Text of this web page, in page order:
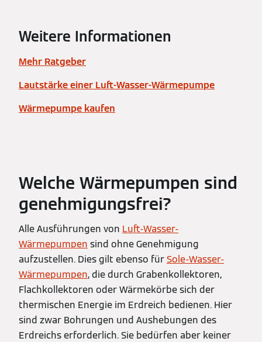
Weitere Informationen
Mehr Ratgeber
Lautstärke einer Luft-Wasser-Wärmepumpe
Wärmepumpe kaufen
Welche Wärmepumpen sind
genehmigungsfrei?
Alle Ausführungen von Luft-Wasser-
Wärmepumpen sind ohne Genehmigung
aufzustellen. Dies gilt ebenso fürSole-Wasser-
Wärmepumpen, die durch Grabenkollektoren,
Flachkollektoren oder Wärmekörbe sich der
thermischen Energie im Erdreich bedienen. Hier
sind zwar Bohrungen und Aushebungen des
Erdreichs erforderlich. Sie bedürfen aber keiner